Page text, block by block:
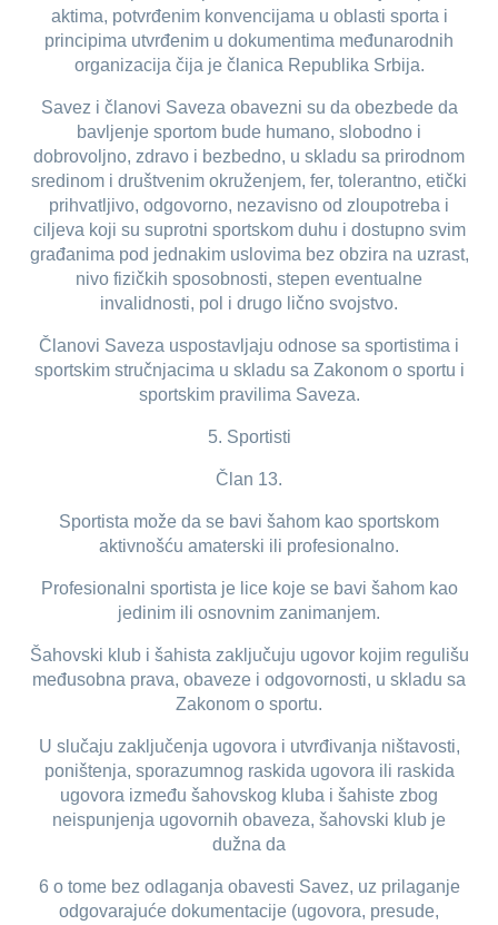
aktima, potvrđenim konvencijama u oblasti sporta i
principima utvrđenim u dokumentima međunarodnih
organizacija čija je članica Republika Srbija.
Savez i članovi Saveza obavezni su da obezbede da
bavljenje sportom bude humano, slobodno i
dobrovoljno, zdravo i bezbedno, u skladu sa prirodnom
sredinom i društvenim okruženjem, fer, tolerantno, etički
prihvatljivo, odgovorno, nezavisno od zloupotreba i
ciljeva koji su suprotni sportskom duhu i dostupno svim
građanima pod jednakim uslovima bez obzira na uzrast,
nivo fizičkih sposobnosti, stepen eventualne
invalidnosti, pol i drugo lično svojstvo.
Članovi Saveza uspostavljaju odnose sa sportistima i
sportskim stručnjacima u skladu sa Zakonom o sportu i
sportskim pravilima Saveza.
5. Sportisti
Član 13.
Sportista može da se bavi šahom kao sportskom
aktivnošću amaterski ili profesionalno.
Profesionalni sportista je lice koje se bavi šahom kao
jedinim ili osnovnim zanimanjem.
Šahovski klub i šahista zaključuju ugovor kojim regulišu
međusobna prava, obaveze i odgovornosti, u skladu sa
Zakonom o sportu.
U slučaju zaključenja ugovora i utvrđivanja ništavosti,
poništenja, sporazumnog raskida ugovora ili raskida
ugovora između šahovskog kluba i šahiste zbog
neispunjenja ugovornih obaveza, šahovski klub je
dužna da
6 o tome bez odlaganja obavesti Savez, uz prilaganje
odgovarajuće dokumentacije (ugovora, presude,